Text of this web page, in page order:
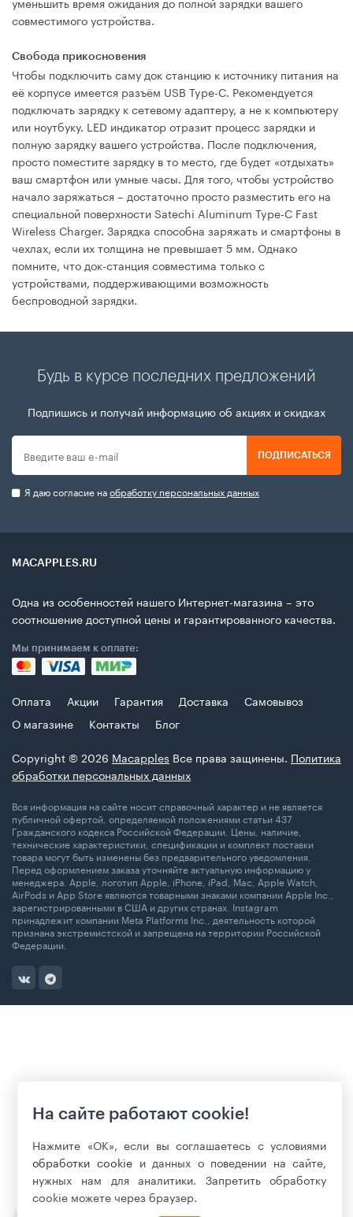
совместимого устройства.
Свобода прикосновения
Чтобы подключить саму док станцию к источнику питания на
её корпусе имеется разъём USB Type-C. Рекомендуется
подключать зарядку к сетевому адаптеру, а не к компьютеру
или ноутбуку. LED индикатор отразит процесс зарядки и
полную зарядку вашего устройства. После подключения,
просто поместите зарядку в то место, где будет «отдыхать»
ваш смартфон или умные часы. Для того, чтобы устройство
начало заряжаться – достаточно просто разместить его на
специальной поверхности Satechi Aluminum Type-C Fast
Wireless Charger. Зарядка способна заряжать и смартфоны в
чехлах, если их толщина не превышает 5 мм. Однако
помните, что док-станция совместима только с
устройствами, поддерживающими возможность
беспроводной зарядки.
Будь в курсе последних предложений
Подпишись и получай информацию об акциях и скидках
ПОДПИСАТЬСЯ
Я даю согласие наобработку персональных данных
MACAPPLES.RU
Одна из особенностей нашего Интернет-магазина – это
соотношение доступной цены и гарантированного качества.
Мы принимаем к оплате:
Оплата Акции Гарантия Доставка
Самовывоз
О магазине
Контакты
Блог
Copyright © 2026 Macapples Все права защинены. Политика
обработки персональных данных
Вся информация на сайте носит справочный характер и не является
публичной офертой, определяемой положениями статьи 437
Гражданского кодекса Российской Федерации. Цены, наличие,
технические характеристики, спецификации и комплект поставки
товара могут быть изменены без предварительного уведомления.
Перед оформлением заказа уточняйте актуальную информацию у
менеджера. Apple, логотип Apple, iPhone, iPad, Mac, Apple Watch,
AirPods и App Store являются товарными знаками компании Apple Inc.,
зарегистрированными в США и других странах. Instagram
принадлежит компании Meta Platforms Inc., деятельность которой
признана экстремистской и запрещена на территории Российской
Федерации.
На сайте работают cookie!
Нажмите «ОК», если вы соглашаетесь с условиями
обработки cookie и данных о поведении на сайте,
нужных нам для аналитики. Запретить обработку
cookie можете через браузер.